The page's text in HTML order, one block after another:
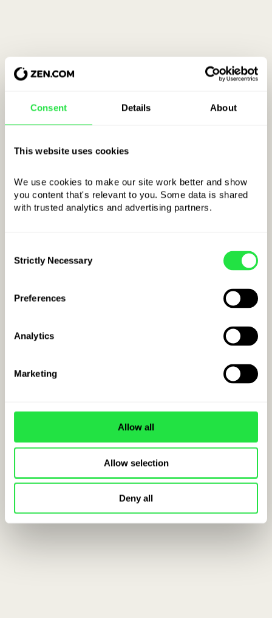
Consent Details About
This website uses cookies
We use cookies to make our site work better and show
you content that's relevant to you. Some data is shared
with trusted analytics and advertising partners.
Selection
Strictly Necessary
Preferences
Analytics
Marketing
Allow all
Allow selection
Deny all
pour Slovakia :
SKkkBBBBCCCCCCCCCCCCCCCC